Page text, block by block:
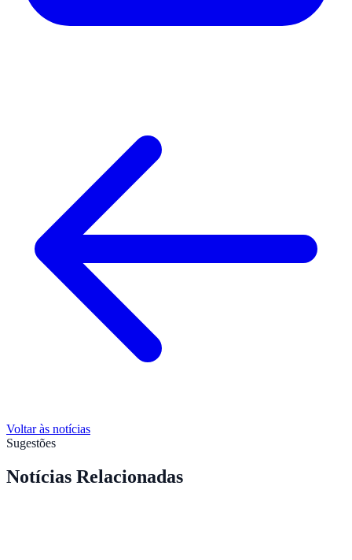
Voltar às notícias
Sugestões
Notícias Relacionadas